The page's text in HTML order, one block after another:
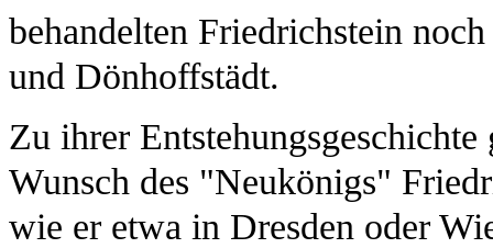
behandelten Friedrichstein
und Dönhoffstädt.
Zu ihrer
Wunsch des "Neukönigs"
wie er etwa in Dresden oder